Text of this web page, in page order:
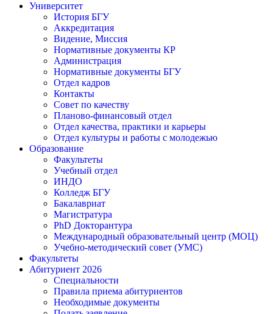
Университет
История БГУ
Аккредитация
Видение, Миссия
Нормативные документы КР
Администрация
Нормативные документы БГУ
Отдел кадров
Контакты
Совет по качеству
Планово-финансовый отдел
Отдел качества, практики и карьеры
Отдел культуры и работы с молодежью
Образование
Факультеты
Учебный отдел
ИНДО
Колледж БГУ
Бакалавриат
Магистратура
PhD Докторантура
Международный образовательный центр (МОЦ)
Учебно-методический совет (УМС)
Факультеты
Абитуриент 2026
Специальности
Правила приема абитуриентов
Необходимые документы